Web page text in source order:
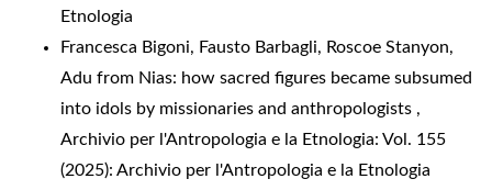
Etnologia
Francesca Bigoni, Fausto Barbagli, Roscoe Stanyon,
Adu from Nias: how sacred figures became subsumed
into idols by missionaries and anthropologists ,
Archivio per l'Antropologia e la Etnologia: Vol. 155
(2025): Archivio per l'Antropologia e la Etnologia